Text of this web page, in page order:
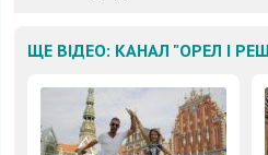
ЩЕ ВІДЕО: КАНАЛ "ОРЕЛ І